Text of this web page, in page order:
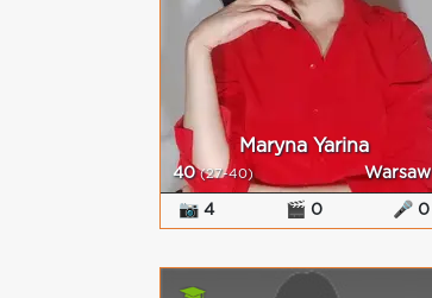
Maryna Yarina
40(27-40) Warsaw
📷 4 🎬 0 🎤 0